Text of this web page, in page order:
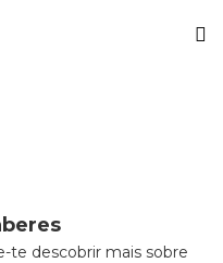
te descobrir mais sobre